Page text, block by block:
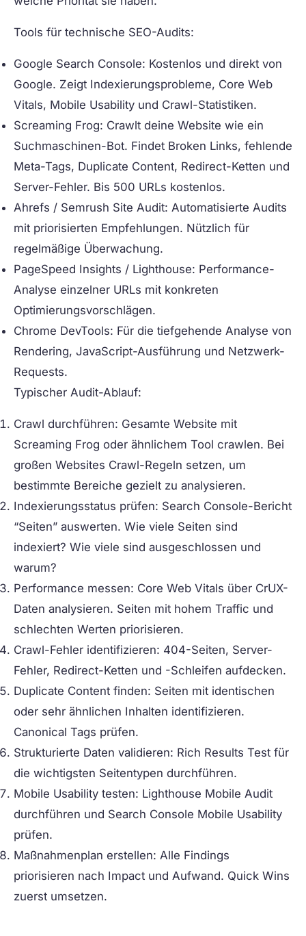
Tools für technische SEO-Audits:
Google Search Console: Kostenlos und direkt von
Google. Zeigt Indexierungsprobleme, Core Web
Vitals, Mobile Usability und Crawl-Statistiken.
Screaming Frog: Crawlt deine Website wie ein
Suchmaschinen-Bot. Findet Broken Links, fehlende
Meta-Tags, Duplicate Content, Redirect-Ketten und
Server-Fehler. Bis 500 URLs kostenlos.
Ahrefs / Semrush Site Audit: Automatisierte Audits
mit priorisierten Empfehlungen. Nützlich für
regelmäßige Überwachung.
PageSpeed Insights / Lighthouse: Performance-
Analyse einzelner URLs mit konkreten
Optimierungsvorschlägen.
Chrome DevTools: Für die tiefgehende Analyse von
Rendering, JavaScript-Ausführung und Netzwerk-
Requests.
Typischer Audit-Ablauf:
Crawl durchführen: Gesamte Website mit
Screaming Frog oder ähnlichem Tool crawlen. Bei
großen Websites Crawl-Regeln setzen, um
bestimmte Bereiche gezielt zu analysieren.
Indexierungsstatus prüfen: Search Console-Bericht
“Seiten” auswerten. Wie viele Seiten sind
indexiert? Wie viele sind ausgeschlossen und
warum?
Performance messen: Core Web Vitals über CrUX-
Daten analysieren. Seiten mit hohem Traffic und
schlechten Werten priorisieren.
Crawl-Fehler identifizieren: 404-Seiten, Server-
Fehler, Redirect-Ketten und -Schleifen aufdecken.
Duplicate Content finden: Seiten mit identischen
oder sehr ähnlichen Inhalten identifizieren.
Canonical Tags prüfen.
Strukturierte Daten validieren: Rich Results Test für
die wichtigsten Seitentypen durchführen.
Mobile Usability testen: Lighthouse Mobile Audit
durchführen und Search Console Mobile Usability
prüfen.
Maßnahmenplan erstellen: Alle Findings
priorisieren nach Impact und Aufwand. Quick Wins
zuerst umsetzen.